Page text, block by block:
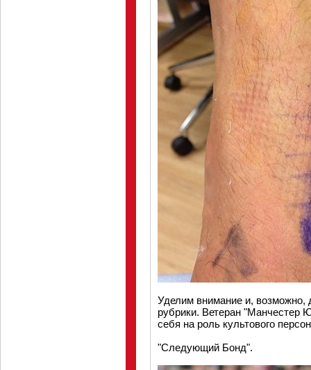
Уделим внимание и, возможно,
рубрики. Ветеран "Манчестер
себя на роль культового
"Следующий Бонд".